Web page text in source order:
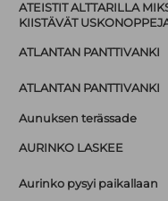
ATEISTIT ALTTARILLA
KIISTÄVÄT
ATLANTAN PANTTIVANKI
ATLANTAN PANTTIVANKI
Aunuksen terässade
AURINKO LASKEE
Aurinko pysyi paikallaan